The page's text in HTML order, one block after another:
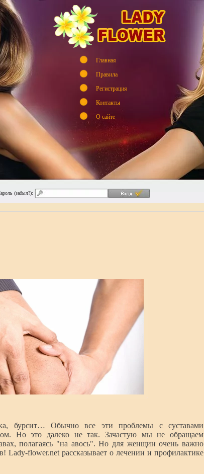
Главная
Правила
Регистрация
Контакты
О сайте
(забыл?):
бурсит… Обычно все эти проблемы с суставами
Но это далеко не так. Зачастую мы не обращаем
полагаясь "на авось". Но для женщин очень важно
Lady-flower.net рассказывает о лечении и профилактике